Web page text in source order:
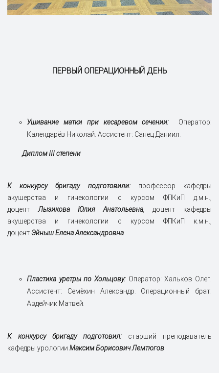
ПЕРВЫЙ ОПЕРАЦИОННЫЙ ДЕНЬ
Ушивание матки при кесаревом сечении: Оператор:
Календарёв Николай. Ассистент: Санец Даниил.
Диплом III степени
К конкурсу бригаду подготовили:профессор кафедры
акушерства и гинекологии с курсом ФПКиП д.м.н.,
доцентЛызикова Юлия Анатольевна,доцент кафедры
акушерства и гинекологии с курсом ФПКиП к.м.н.,
доцентЭйныш Елена Александровна
Пластика уретры по Хольцову: Оператор: Хальков Олег.
Ассистент: Семёхин Александр. Операционный брат:
Авдейчик Матвей.
К конкурсу бригаду подготовил: старший преподаватель
кафедры урологии Максим БорисовичЛемтюгов.